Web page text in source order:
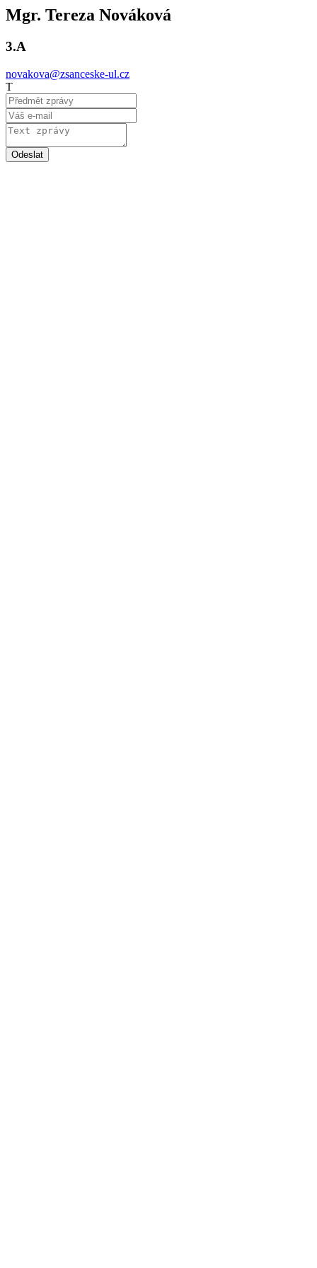
Mgr. Tereza Nováková
3.A
novakova@zsanceske-ul.cz
T
Odeslat